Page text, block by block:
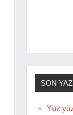
SON
Yüz